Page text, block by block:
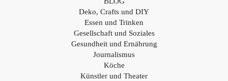
Deko, Crafts und DIY
Essen und Trinken
Gesellschaft und Soziales
Gesundheit und Ernährung
Journalismus
Köche
Künstler und Theater